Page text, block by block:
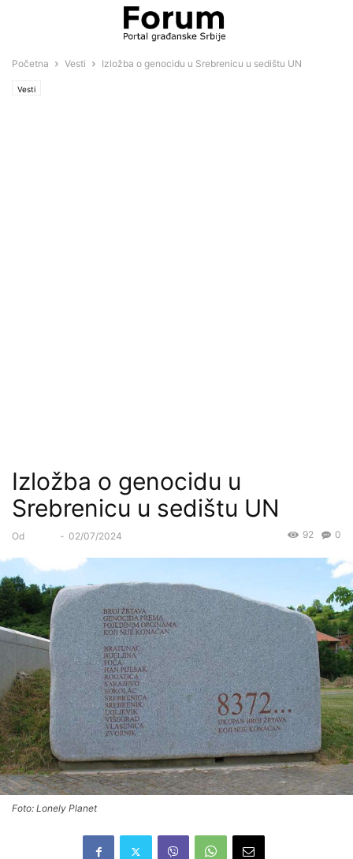
Početna Vesti Izložba o genocidu u Srebrenicu u sedištu UN
Vesti
Izložba o genocidu u
Srebrenicu u sedištu UN
Od - 02/07/2024 0
92
Foto: Lonely Planet